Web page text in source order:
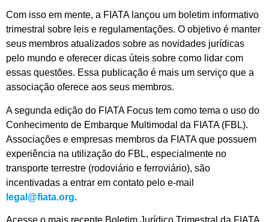
Com isso em mente, a FIATA lançou um boletim informativo
trimestral sobre leis e regulamentações. O objetivo é manter
seus membros atualizados sobre as novidades jurídicas
pelo mundo e oferecer dicas úteis sobre como lidar com
essas questões. Essa publicação é mais um serviço que a
associação oferece aos seus membros.
A segunda edição do FIATA Focus tem como tema o uso do
Conhecimento de Embarque Multimodal da FIATA (FBL).
Associações e empresas membros da FIATA que possuem
experiência na utilização do FBL, especialmente no
transporte terrestre (rodoviário e ferroviário), são
incentivadas a entrar em contato pelo e-mail
legal@fiata.org.